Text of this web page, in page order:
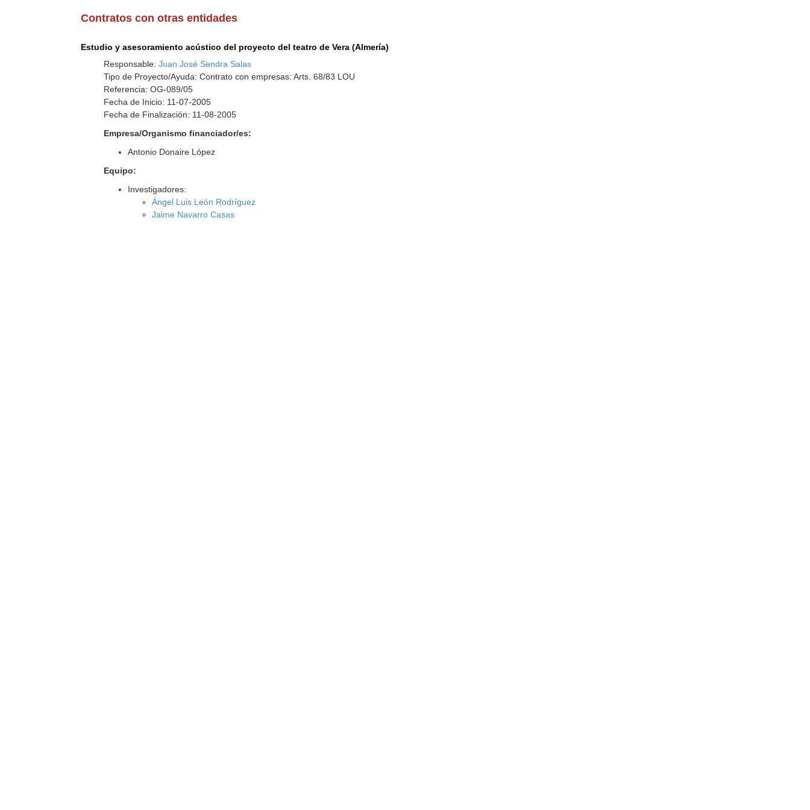
Contratos con otras entidades
Estudio y asesoramiento acústico del proyecto del teatro de Vera (Almería)
Responsable:Juan José Sendra Salas
Tipo de Proyecto/Ayuda: Contrato con empresas: Arts. 68/83 LOU
Referencia: OG-089/05
Fecha de Inicio: 11-07-2005
Fecha de Finalización: 11-08-2005
Empresa/Organismo financiador/es:
Antonio Donaire López
Equipo:
Investigadores:
Ángel Luis León Rodríguez
Jaime Navarro Casas